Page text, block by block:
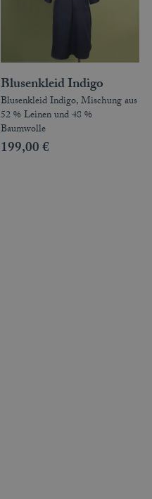
Blusenkleid Indigo
Blusenkleid Indigo, Mischung aus
52 % Leinen und 48 %
Baumwolle
199,00€